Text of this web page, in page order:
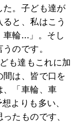
た。子ども達が
と、私はこう
車輪…」。そし
のです。
も達もこれに加
は、皆で口を
、「車輪、車
よりも多い、
たものです、